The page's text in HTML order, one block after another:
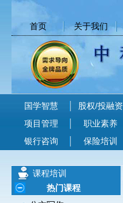
首页 关于我们
国学智慧 股权/投融资
项目管理
职业素养
银行咨询
保险培训
课程培训
热门课程